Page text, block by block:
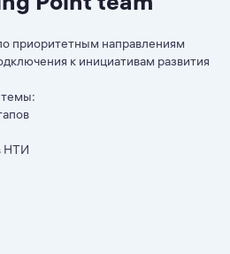
приоритетным направлениям
к инициативам развития
НТИ